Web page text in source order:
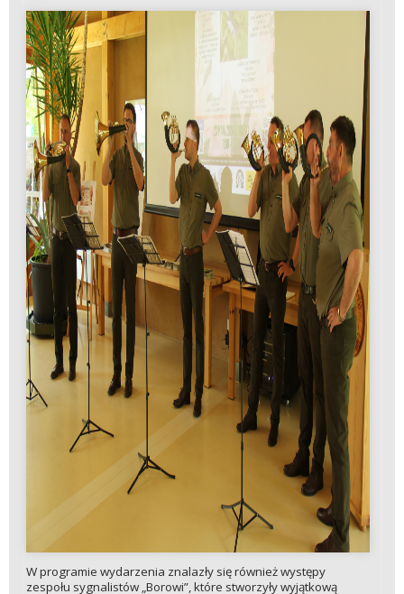
W programie wydarzenia znalazły się również występy
zespołu sygnalistów „Borowi”, które stworzyły wyjątkową